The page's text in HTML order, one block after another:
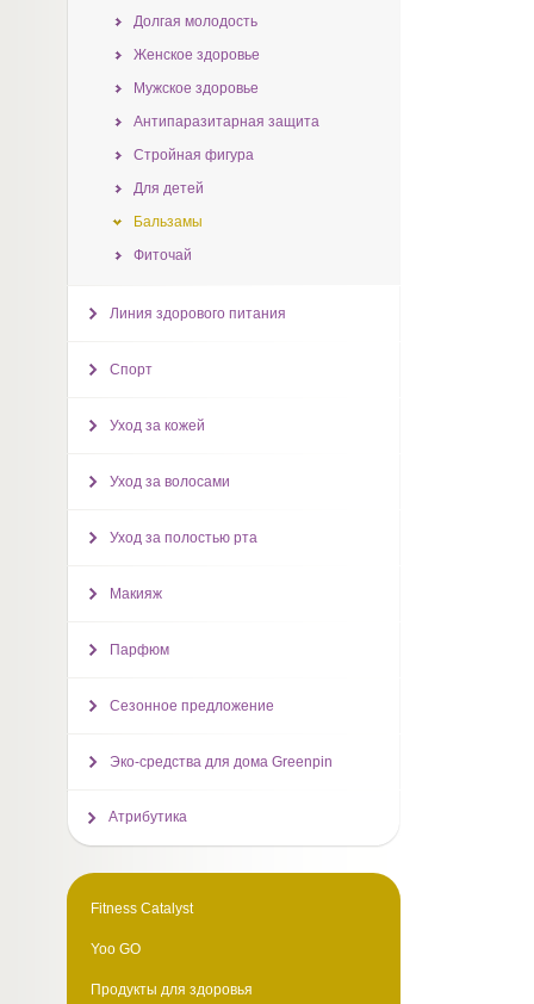
Долгая молодость
Женское здоровье
Мужское здоровье
Антипаразитарная защита
Стройная фигура
Для детей
Бальзамы
Фиточай
Линия здорового питания
Спорт
Уход за кожей
Уход за волосами
Уход за полостью рта
Макияж
Парфюм
Сезонное предложение
Эко-средства для дома Greenpin
Атрибутика
Fitness Catalyst
Yoo GO
Продукты для здоровья